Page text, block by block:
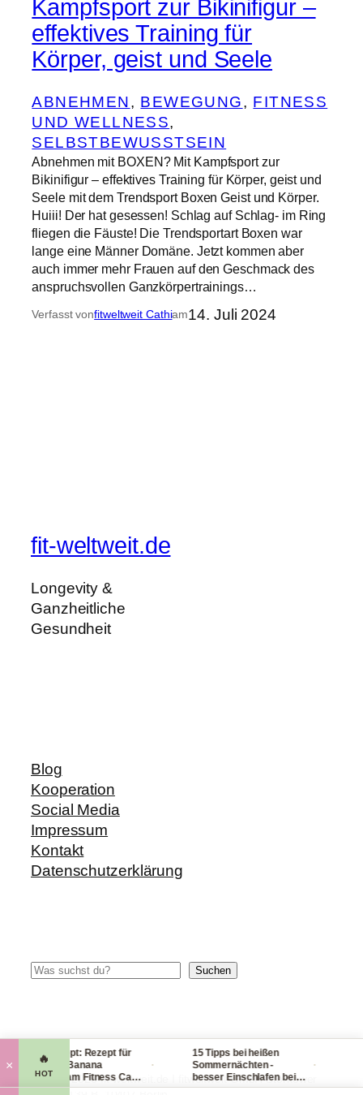
Kampfsport zur Bikinifigur –
effektives Training für
Körper, geist und Seele
ABNEHMEN, BEWEGUNG, FITNESS
UND WELLNESS
SELBSTBEWUSSTSEIN
Abnehmen mit BOXEN? Mit Kampfsport zur
Bikinifigur – effektives Training für Körper, geist und
Seele mit dem Trendsport Boxen Geist und Körper.
Huiii! Der hat gesessen! Schlag auf Schlag- im Ring
fliegen die Fäuste! Die Trendsportart Boxen war
lange eine Männer Domäne. Jetzt kommen aber
auch immer mehr Frauen auf den Geschmack des
anspruchsvollen Ganzkörpertrainings…
Verfasst vonfitweltweit Cathiam14. Juli 2024
fit-weltweit.de
Longevity &
Ganzheitliche
Gesundheit
Blog
Kooperation
Social Media
Impressum
Kontakt
Datenschutzerklärung
Suchen Suchen
© 2014-2026 fit-weltweit.de I fitweltweit GmbH Storkower
× 🔥
HOT
Blitzrezept: Rezept für
leckere Banana
Nicecream Fitness Carb
Eiscream
15 Tipps bei heißen
Sommernächten -
besser Einschlafen bei
Hitze (Tag & Nacht)